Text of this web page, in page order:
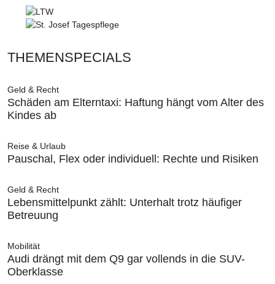
THEMENSPECIALS
Geld & Recht
Schäden am Elterntaxi: Haftung hängt vom Alter des
Kindes ab
Reise & Urlaub
Pauschal, Flex oder individuell: Rechte und Risiken
Geld & Recht
Lebensmittelpunkt zählt: Unterhalt trotz häufiger
Betreuung
Mobilität
Audi drängt mit dem Q9 gar vollends in die SUV-
Oberklasse